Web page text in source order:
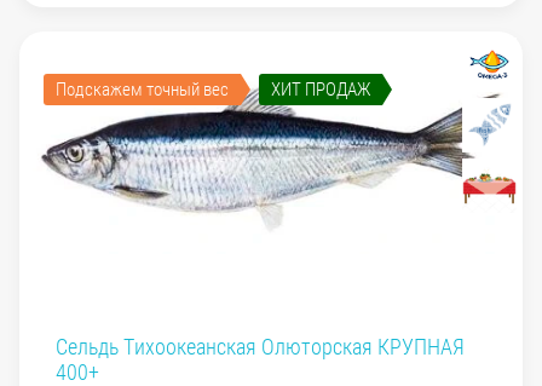
Сельдь Тихоокеанская Олюторская КРУПНАЯ
400+
Подскажем точный вес ХИТ ПРОДАЖ